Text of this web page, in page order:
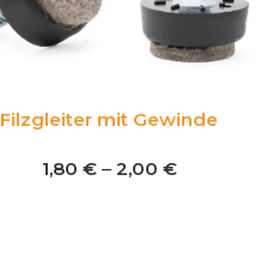
Filzgleiter mit Gewinde
1,80 € – 2,00 €